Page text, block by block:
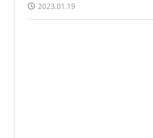
2023.01.19